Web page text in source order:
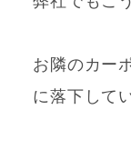
お隣のカー
に落下して